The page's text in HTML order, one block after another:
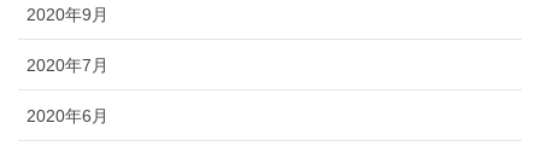
2020年9月
2020年7月
2020年6月